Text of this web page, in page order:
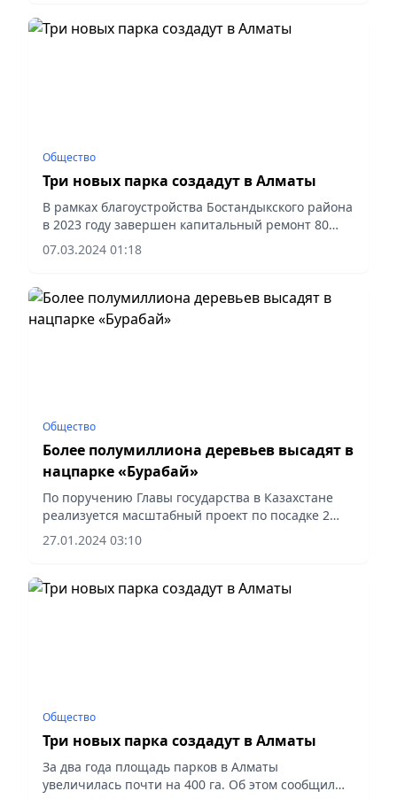
Общество
Три новых парка создадут в Алматы
В рамках благоустройства Бостандыкского района
в 2023 году завершен капитальный ремонт 80
дворовых территорий и текущий ремонт 90
дворов. Об этом сообщил на встрече с жителями
07.03.2024 01:18
Общество
Более полумиллиона деревьев высадят в
нацпарке «Бурабай»
По поручению Главы государства в Казахстане
реализуется масштабный проект по посадке 2
миллиардов деревьев в течение 5 лет. Свой вклад
в реализацию данной задачи вносит и
27.01.2024 03:10
Общество
Три новых парка создадут в Алматы
За два года площадь парков в Алматы
увеличилась почти на 400 га. Об этом сообщил